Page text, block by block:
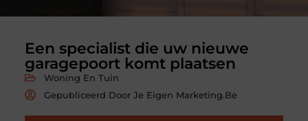
Een specialist die uw nieuwe
garagepoort komt plaatsen
Woning En Tuin
Gepubliceerd Door Je Eigen Marketing.be